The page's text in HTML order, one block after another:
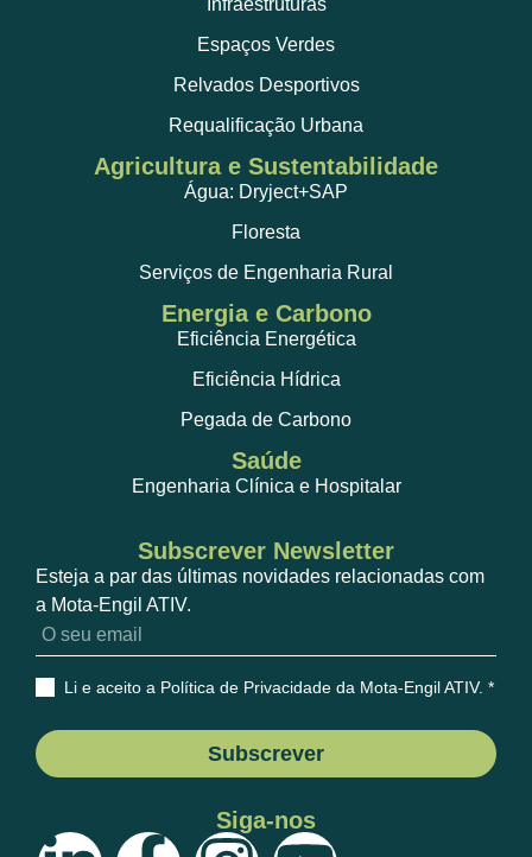
Infraestruturas
Espaços Verdes
Relvados Desportivos
Requalificação Urbana
Agricultura e Sustentabilidade
Água: Dryject+SAP
Floresta
Serviços de Engenharia Rural
Energia e Carbono
Eficiência Energética
Eficiência Hídrica
Pegada de Carbono
Saúde
Engenharia Clínica e Hospitalar
Subscrever Newsletter
Esteja a par das últimas novidades relacionadas com
a Mota-Engil ATIV.
Li e aceito a Política de Privacidade da Mota-Engil ATIV. *
Subscrever
Siga-nos